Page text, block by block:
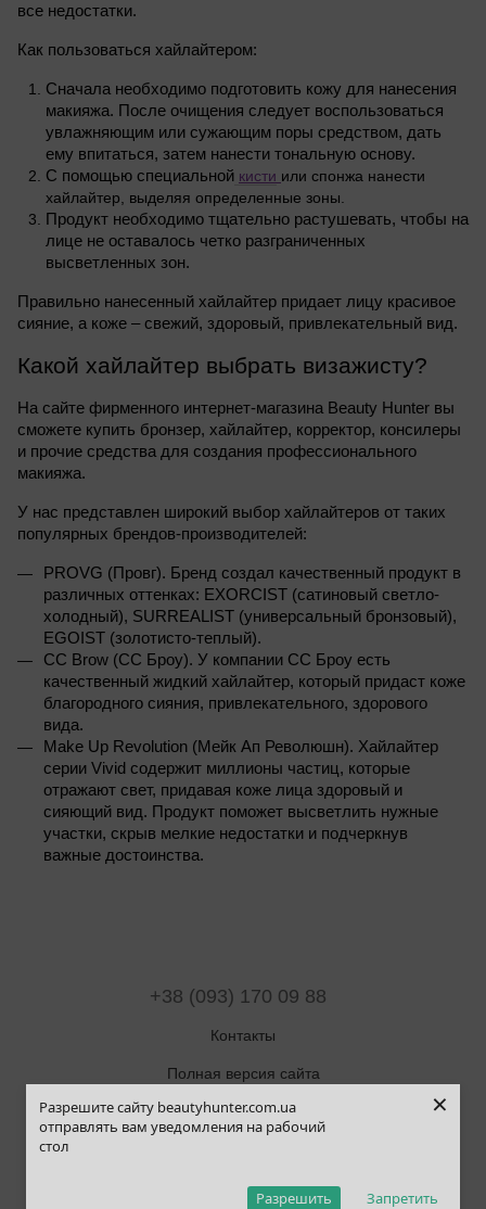
Разрешите сайту beautyhunter.com.ua
отправлять вам уведомления на рабочий
стол
Запретить
Разрешить
×
все недостатки.
Как пользоваться хайлайтером:
Сначала необходимо подготовить кожу для нанесения
макияжа. После очищения следует воспользоваться
увлажняющим или сужающим поры средством, дать
ему впитаться, затем нанести тональную основу.
С помощью специальной кисти или спонжа нанести
хайлайтер, выделяя определенные зоны.
Продукт необходимо тщательно растушевать, чтобы на
лице не оставалось четко разграниченных
высветленных зон.
Правильно нанесенный хайлайтер придает лицу красивое
сияние, а коже – свежий, здоровый, привлекательный вид.
Какой хайлайтер выбрать визажисту?
На сайте фирменного интернет-магазина Beauty Hunter вы
сможете купить бронзер, хайлайтер, корректор, консилеры
и прочие средства для создания профессионального
макияжа.
У нас представлен широкий выбор хайлайтеров от таких
популярных брендов-производителей:
PROVG (Провг). Бренд создал качественный продукт в
различных оттенках: EXORCIST (сатиновый светло-
холодный), SURREALIST (универсальный бронзовый),
EGOIST (золотисто-теплый).
CC Brow (СС Броу). У компании СС Броу есть
качественный жидкий хайлайтер, который придаст коже
благородного сияния, привлекательного, здорового
вида.
Make Up Revolution (Мейк Ап Революшн). Хайлайтер
серии Vivid содержит миллионы частиц, которые
отражают свет, придавая коже лица здоровый и
сияющий вид. Продукт поможет высветлить нужные
участки, скрыв мелкие недостатки и подчеркнув
важные достоинства.
+38 (093) 170 09 88
Контакты
Полная версия сайта
Карта сайта
Eng Pol